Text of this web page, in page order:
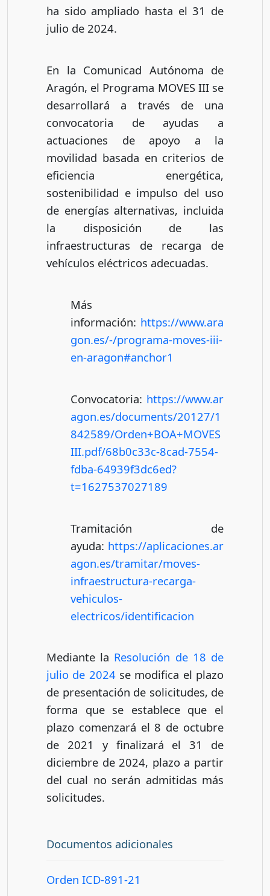
ha sido ampliado hasta el 31 de
julio de 2024.
En la Comunicad Autónoma de
Aragón, el Programa MOVES III se
desarrollará a través de una
convocatoria de ayudas a
actuaciones de apoyo a la
movilidad basada en criterios de
eficiencia energética,
sostenibilidad e impulso del uso
de energías alternativas, incluida
la disposición de las
infraestructuras de recarga de
vehículos eléctricos adecuadas.
Más
información: https://www.ara
gon.es/-/programa-moves-iii-
en-aragon#anchor1
Convocatoria: https://www.ar
agon.es/documents/20127/1
842589/Orden+BOA+MOVES
III.pdf/68b0c33c-8cad-7554-
fdba-64939f3dc6ed?
t=1627537027189
Tramitación de
ayuda: https://aplicaciones.ar
agon.es/tramitar/moves-
infraestructura-recarga-
vehiculos-
electricos/identificacion
Mediante la Resolución de 18 de
julio de 2024se modifica el plazo
de presentación de solicitudes, de
forma que se establece que el
plazo comenzará el 8 de octubre
de 2021 y finalizará el 31 de
diciembre de 2024, plazo a partir
del cual no serán admitidas más
solicitudes.
Documentos adicionales
Orden ICD-891-21